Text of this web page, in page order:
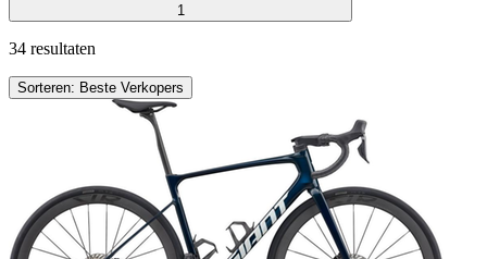
1
34 resultaten
Sorteren: Beste Verkopers